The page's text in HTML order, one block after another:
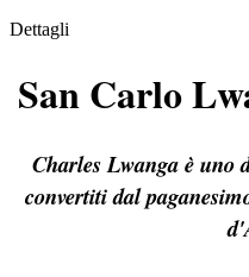
Dettagli
San Carlo
Charles Lwanga è uno
convertiti dal